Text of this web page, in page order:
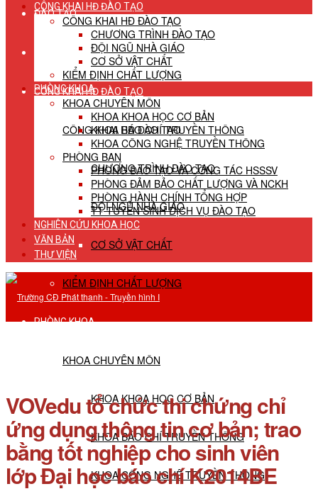
ĐÀO TẠO
TUYỂN SINH
CÔNG KHAI HĐ ĐÀO TẠO
CÔNG KHAI HĐ ĐÀO TẠO
CHƯƠNG TRÌNH ĐÀO TẠO
ĐỘI NGŨ NHÀ GIÁO
CƠ SỞ VẬT CHẤT
KIỂM ĐỊNH CHẤT LƯỢNG
PHÒNG KHOA
KHOA CHUYÊN MÔN
KHOA KHOA HỌC CƠ BẢN
KHOA BÁO CHÍ TRUYỀN THÔNG
KHOA CÔNG NGHỆ TRUYỀN THÔNG
CÔNG KHAI HĐ ĐÀO TẠO
CÔNG KHAI HĐ ĐÀO TẠO
CHƯƠNG TRÌNH ĐÀO TẠO
ĐỘI NGŨ NHÀ GIÁO
CƠ SỞ VẬT CHẤT
KIỂM ĐỊNH CHẤT LƯỢNG
PHÒNG KHOA
KHOA CHUYÊN MÔN
KHOA KHOA HỌC CƠ BẢN
KHOA BÁO CHÍ TRUYỀN THÔNG
KHOA CÔNG NGHỆ TRUYỀN THÔNG
PHÒNG BAN
PHÒNG ĐÀO TẠO VÀ CÔNG TÁC HSSSV
PHÒNG ĐẢM BẢO CHẤT LƯỢNG VÀ NCKH
PHÒNG HÀNH CHÍNH TỔNG HỢP
TT TUYỂN SINH DỊCH VỤ ĐÀO TẠO
NGHIÊN CỨU KHOA HỌC
VĂN BẢN
THƯ VIỆN
VOVedu tổ chức thi chứng chỉ
ứng dụng thông tin cơ bản; trao
bằng tốt nghiệp cho sinh viên
lớp Đại học báo chí K2014BE